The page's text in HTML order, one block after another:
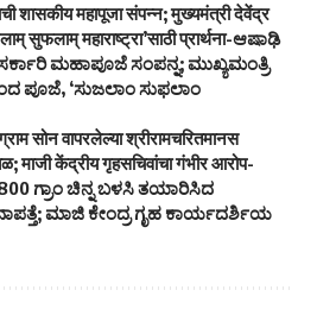
शासकीय महापूजा संपन्न; मुख्यमंत्री देवेंद्र
सुफलाम् महाराष्ट्रा’साठी प्रार्थना-ಆಷಾಢಿ
ಮಹಾಪೂಜೆ ಸಂಪನ್ನ; ಮುಖ್ಯಮಂತ್ರಿ
ಪೂಜೆ, ‘ಸುಜಲಾಂ ಸುಫಲಾಂ
सोन वापरलेल्या श्रीरामचरितमानस
माजी केंद्रीय गृहसचिवांचा गंभीर आरोप-
ಗ್ರಾಂ ಚಿನ್ನ ಬಳಸಿ ತಯಾರಿಸಿದ
ಮಾಜಿ ಕೇಂದ್ರ ಗೃಹ ಕಾರ್ಯದರ್ಶಿಯ